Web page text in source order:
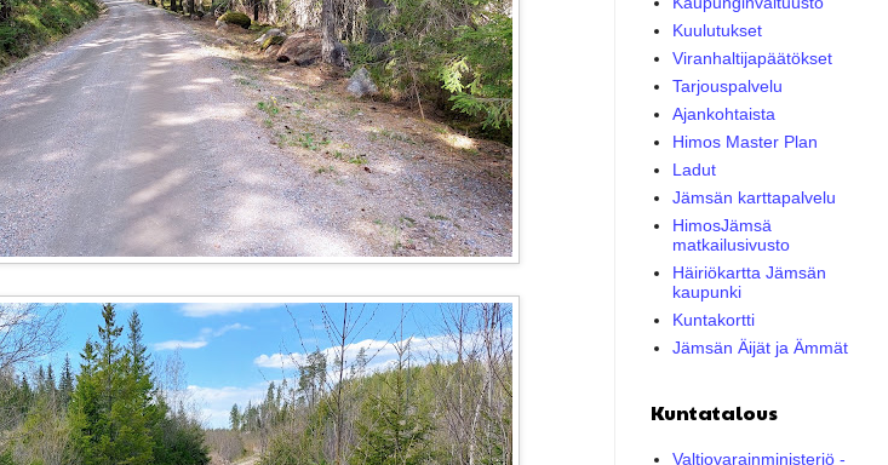
Kuulutukset
Viranhaltijapäätökset
Tarjouspalvelu
Ajankohtaista
Himos Master Plan
Ladut
Jämsän karttapalvelu
HimosJämsä
matkailusivusto
Häiriökartta Jämsän
kaupunki
Kuntakortti
Jämsän Äijät ja Ämmät
Kuntatalous
Valtiovarainministeriö -